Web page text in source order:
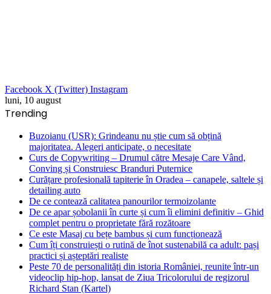
Facebook X (Twitter) Instagram
luni, 10 august
Trending
Buzoianu (USR): Grindeanu nu știe cum să obțină
majoritatea. Alegeri anticipate, o necesitate
Curs de Copywriting – Drumul către Mesaje Care Vând,
Conving și Construiesc Branduri Puternice
Curățare profesională tapiterie în Oradea – canapele, saltele și
detailing auto
De ce contează calitatea panourilor termoizolante
De ce apar șobolanii în curte și cum îi elimini definitiv – Ghid
complet pentru o proprietate fără rozătoare
Ce este Masaj cu bețe bambus și cum funcționează
Cum îți construiești o rutină de înot sustenabilă ca adult: pași
practici și așteptări realiste
Peste 70 de personalități din istoria României, reunite într-un
videoclip hip-hop, lansat de Ziua Tricolorului de regizorul
Richard Stan (Kartel)